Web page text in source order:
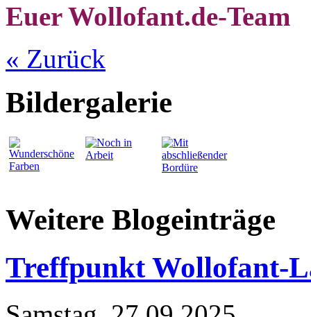
Euer Wollofant.de-Team
« Zurück
Bildergalerie
Weitere Blogeinträge
Treffpunkt Wollofant-